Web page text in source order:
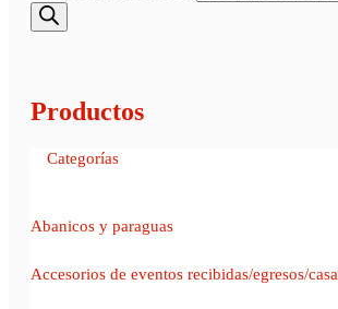
Productos
Categorías
Abanicos y paraguas
Accesorios de eventos recibidas/egresos/